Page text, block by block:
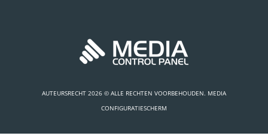
AUTEURSRECHT 2026 © ALLE RECHTEN VOORBEHOUDEN. MEDIA
CONFIGURATIESCHERM